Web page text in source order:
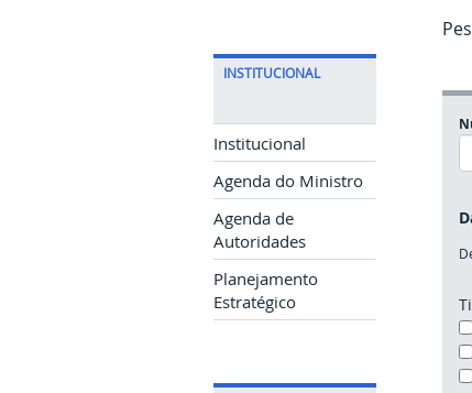
INSTITUCIONAL
Institucional
Agenda do Ministro
Agenda de
Autoridades
Planejamento
Estratégico